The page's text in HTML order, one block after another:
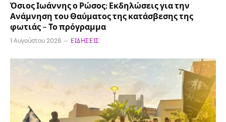
Όσιος Ιωάννης ο Ρώσος: Εκδηλώσεις για την
Ανάμνηση του Θαύματος της κατάσβεσης της
φωτιάς – Το πρόγραμμα
1 Αυγούστου 2026 ΕΙΔΉΣΕΙΣ